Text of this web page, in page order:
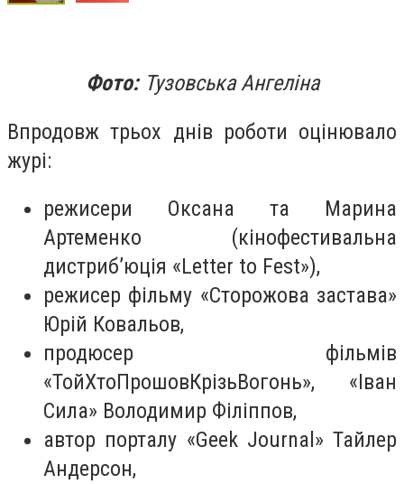
Фото:Тузовська Ангеліна
Впродовж трьох днів роботи оцінювало
журі:
режисери Оксана та Марина
Артеменко (кінофестивальна
дистриб’юція «Letter to Fest»),
режисер фільму «Сторожова застава»
Юрій Ковальов,
продюсер фільмів
«ТойХтоПрошовКрізьВогонь», «Іван
Сила» Володимир Філіппов,
автор порталу «Geek Journal» Тайлер
Андерсон,